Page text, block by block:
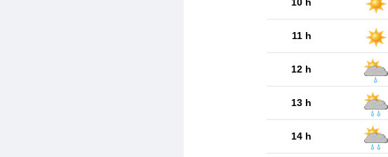
11 h
12 h
13 h
14 h